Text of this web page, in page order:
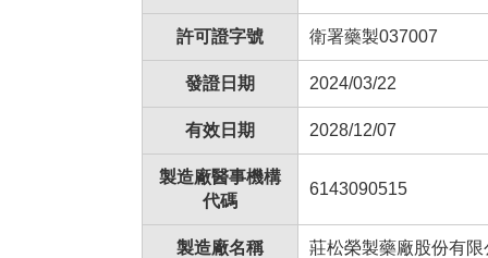
許可證字號 衛署藥製037007
發證日期 2024/03/22
有效日期 2028/12/07
製造廠醫事機構
代碼
6143090515
製造廠名稱 莊松榮製藥廠股份有